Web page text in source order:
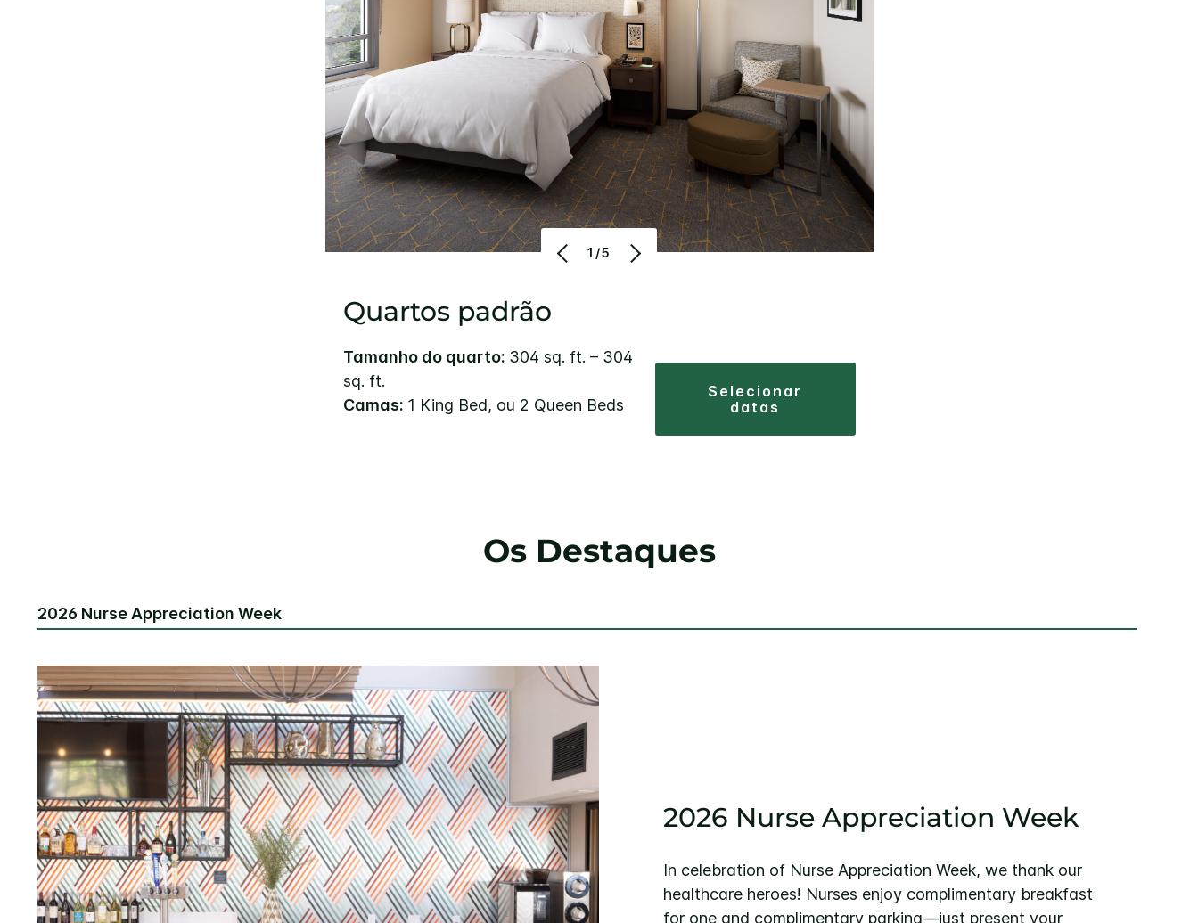
1/5
Quartos padrão
Tamanho do quarto: 304 sq. ft. – 304
sq. ft.
Camas: 1 King Bed, ou 2 Queen Beds
selecionar
datas
Os Destaques
2026 Nurse Appreciation Week
2026 Nurse Appreciation Week
In celebration of Nurse Appreciation Week, we thank our
healthcare heroes! Nurses enjoy complimentary breakfast
for one and complimentary parking—just present your